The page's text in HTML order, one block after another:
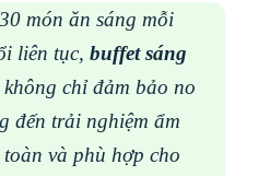
món ăn sáng mỗi
liên tục, buffet sáng
không chỉ đảm bảo no
đến trải nghiệm ẩm
và phù hợp cho